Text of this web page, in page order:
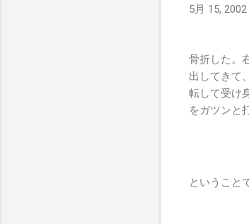
5月 15, 2002
骨折した。
出してきて
転して受け
をガツンと
ということ